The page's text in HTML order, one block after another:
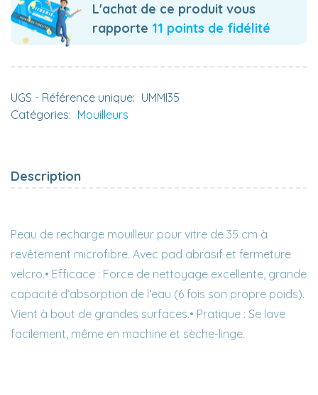
L'achat de ce produit vous
rapporte 11 points de fidélité
UGS - Référence unique: UMMI35
Catégories: Mouilleurs
Description
Peau de recharge mouilleur pour vitre de 35 cm à
revêtement microfibre. Avec pad abrasif et fermeture
velcro.• Efficace : Force de nettoyage excellente, grande
capacité d‘absorption de l‘eau (6 fois son propre poids).
Vient à bout de grandes surfaces.• Pratique : Se lave
facilement, même en machine et sèche-linge.